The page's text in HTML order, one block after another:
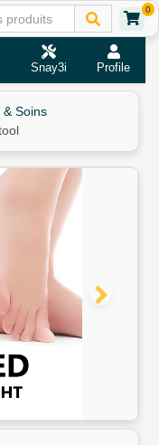
0
Snay3i Profile
& Soins